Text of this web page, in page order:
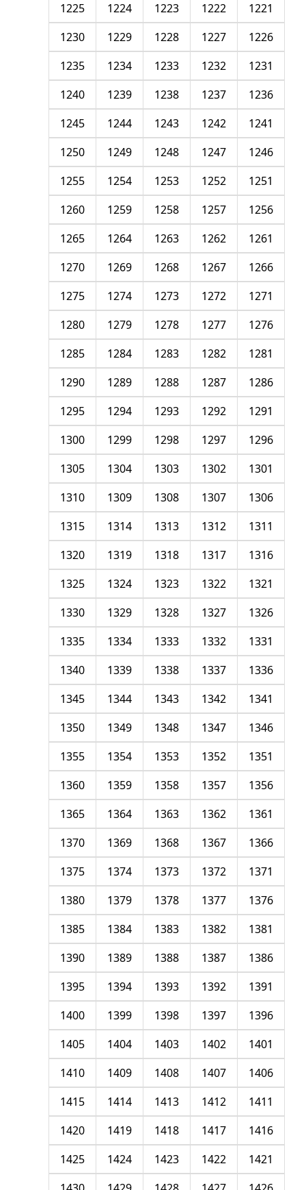
1221
1222
1223
1224
1225
1226
1227
1228
1229
1230
1231
1232
1233
1234
1235
1236
1237
1238
1239
1240
1241
1242
1243
1244
1245
1246
1247
1248
1249
1250
1251
1252
1253
1254
1255
1256
1257
1258
1259
1260
1261
1262
1263
1264
1265
1266
1267
1268
1269
1270
1271
1272
1273
1274
1275
1276
1277
1278
1279
1280
1281
1282
1283
1284
1285
1286
1287
1288
1289
1290
1291
1292
1293
1294
1295
1296
1297
1298
1299
1300
1301
1302
1303
1304
1305
1306
1307
1308
1309
1310
1311
1312
1313
1314
1315
1316
1317
1318
1319
1320
1321
1322
1323
1324
1325
1326
1327
1328
1329
1330
1331
1332
1333
1334
1335
1336
1337
1338
1339
1340
1341
1342
1343
1344
1345
1346
1347
1348
1349
1350
1351
1352
1353
1354
1355
1356
1357
1358
1359
1360
1361
1362
1363
1364
1365
1366
1367
1368
1369
1370
1371
1372
1373
1374
1375
1376
1377
1378
1379
1380
1381
1382
1383
1384
1385
1386
1387
1388
1389
1390
1391
1392
1393
1394
1395
1396
1397
1398
1399
1400
1401
1402
1403
1404
1405
1406
1407
1408
1409
1410
1411
1412
1413
1414
1415
1416
1417
1418
1419
1420
1421
1422
1423
1424
1425